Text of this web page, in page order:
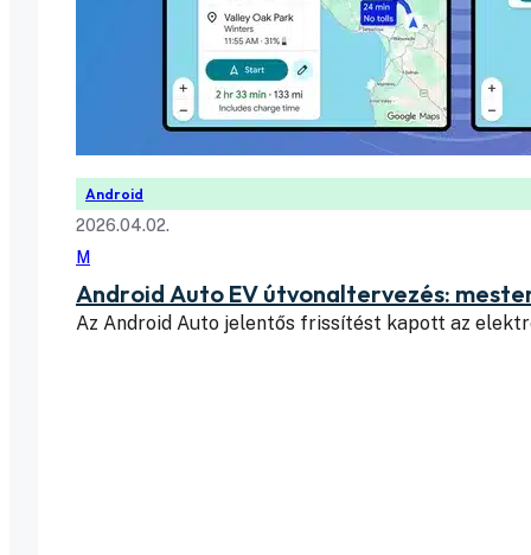
Android
2026.04.02.
M
Android Auto EV útvonaltervezés:
Az Android Auto jelentős frissítést kapott az